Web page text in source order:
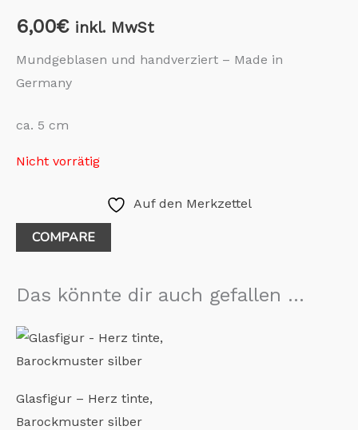
6,00€ inkl. MwSt
Mundgeblasen und handverziert – Made in
Germany
ca. 5 cm
Nicht vorrätig
Auf den Merkzettel
COMPARE
Das könnte dir auch gefallen …
Glasfigur – Herz tinte,
Barockmuster silber